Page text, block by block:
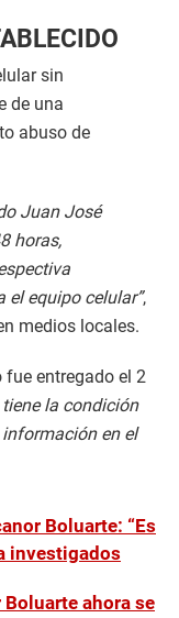
sin
de una
abuso de
Juan José
horas,
el equipo celular”,
medios locales.
fue entregado el 2
tiene la condición
en el
Boluarte: “Es
investigados
ahora se